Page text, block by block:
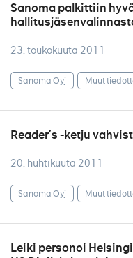
Sanoma palkittiin
23. toukokuuta 2011
Sanoma Oyj Muut
Reader´s -ketju
20. huhtikuuta 2011
Sanoma Oyj Muut
Leiki personoi